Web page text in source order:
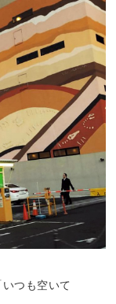
つも空いて